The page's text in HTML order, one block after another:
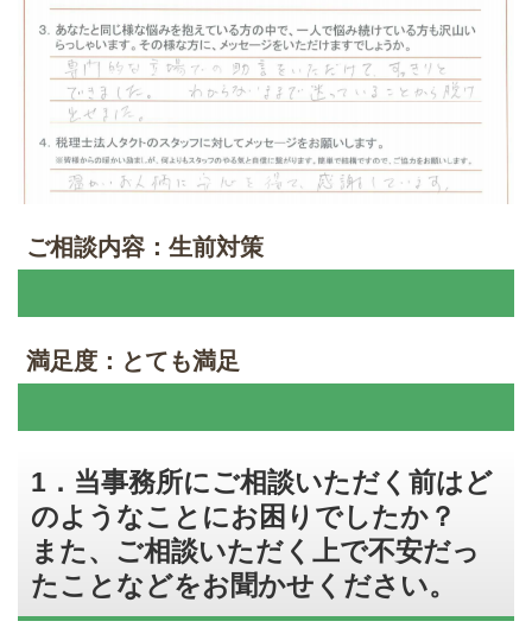
ご相談内容：生前対策
満足度：とても満足
1．当事務所にご相談いただく前はど
のようなことにお困りでしたか？
また、ご相談いただく上で不安だっ
たことなどをお聞かせください。